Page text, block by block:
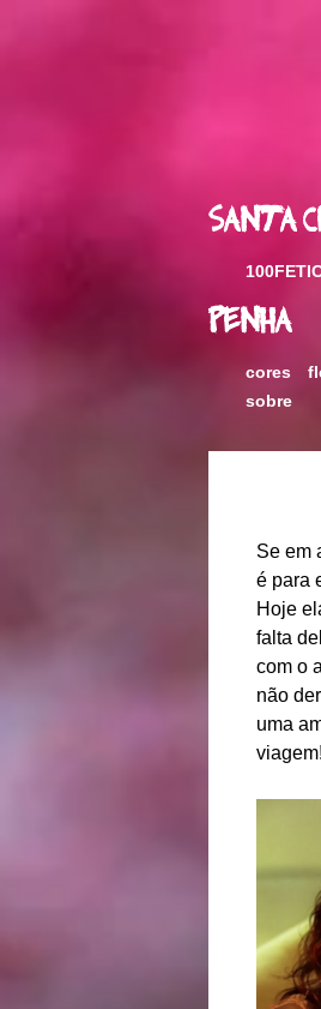
Santa
Penha
cores
sobre
Se em
é para
Hoje
falta
com o
não
uma